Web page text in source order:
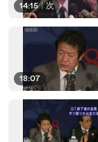
14:15 | 次
18:07